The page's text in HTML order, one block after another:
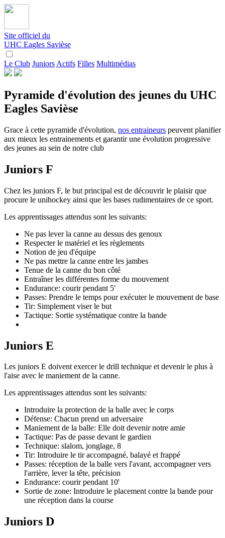
Site officiel du
UHC Eagles Savièse
Le Club Juniors Actifs Filles Multimédias
Pyramide d'évolution des jeunes du UHC
Eagles Savièse
Grace à cette pyramide d'évolution, nos entraineurs peuvent planifier
aux mieux les entrainements et garantir une évolution progressive
des jeunes au sein de notre club
Juniors F
Chez les juniors F, le but principal est de découvrir le plaisir que
procure le unihockey ainsi que les bases rudimentaires de ce sport.
Les apprentissages attendus sont les suivants:
Ne pas lever la canne au dessus des genoux
Respecter le matériel et les règlements
Notion de jeu d'équipe
Ne pas mettre la canne entre les jambes
Tenue de la canne du bon côté
Entraîner les différentes forme du mouvement
Endurance: courir pendant 5'
Passes: Prendre le temps pour exécuter le mouvement de base
Tir: Simplement viser le but
Tactique: Sortie systématique contre la bande
Juniors E
Les juniors E doivent exercer le drill technique et devenir le plus à
l'aise avec le maniement de la canne.
Les apprentissages attendus sont les suivants:
Introduire la protection de la balle avec le corps
Défense: Chacun prend un adversaire
Maniement de la balle: Elle doit devenir notre amie
Tactique: Pas de passe devant le gardien
Technique: slalom, jonglage, 8
Tir: Introduire le tir accompagné, balayé et frappé
Passes: réception de la balle vers l'avant, accompagner vers
l'arrière, lever la tête, précision
Endurance: courir pendant 10'
Sortie de zone: Introduire le placement contre la bande pour
une réception dans la course
Juniors D